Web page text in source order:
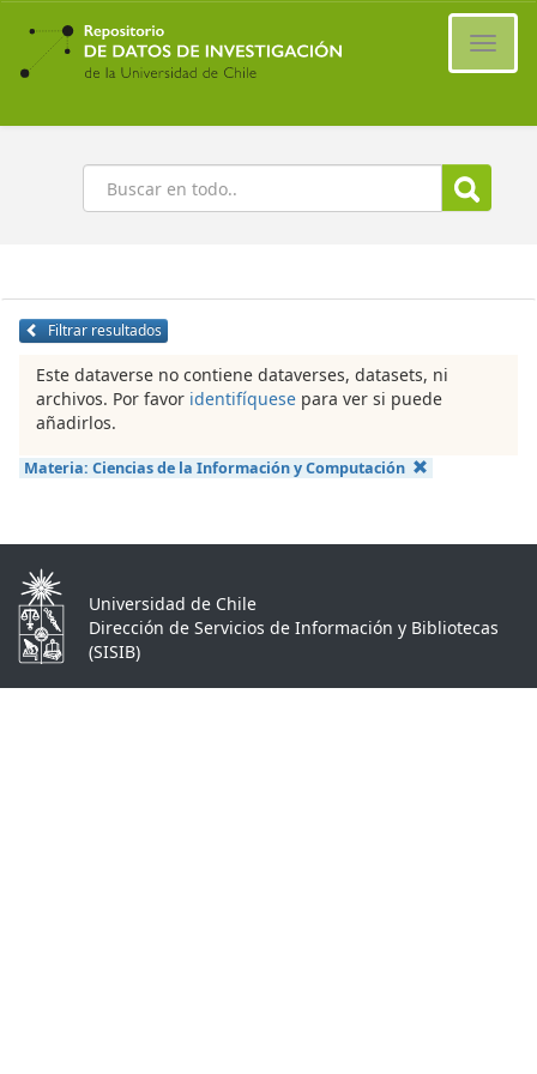
Ir
contenido
principal
Buscar
Filtrar resultados
Este dataverse no contiene dataverses, datasets, ni
archivos. Por favor identifíquese para ver si puede
añadirlos.
Materia: Ciencias de la Información y Computación
Universidad de Chile
Dirección de Servicios de Información y Bibliotecas
(SISIB)